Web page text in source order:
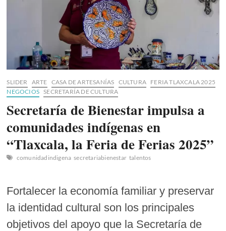
SLIDER ARTE CASA DE ARTESANÍAS CULTURA FERIA TLAXCALA 2025
NEGOCIOS SECRETARÍA DE CULTURA
Secretaría de Bienestar impulsa a
comunidades indígenas en
“Tlaxcala, la Feria de Ferias 2025”
comunidadindigena secretariabienestar talentos
Fortalecer la economía familiar y preservar
la identidad cultural son los principales
objetivos del apoyo que la Secretaría de